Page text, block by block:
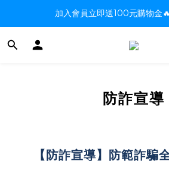
加入會員立即送100元購物金
防詐宣導
【防詐宣導】防範詐騙